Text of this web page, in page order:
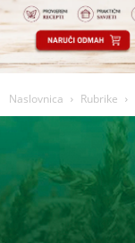
Naslovnica Rubrike